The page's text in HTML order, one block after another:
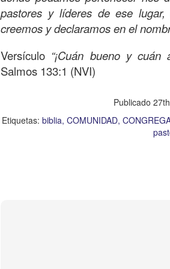
pastores y líderes de ese
creemos y declaramos en el
Versículo “¡Cuán bueno y
Salmos 133:1 (NVI)
Publicado
Etiquetas: biblia COMUNIDAD
intereses, que me he olvidado
perdón por mi insensibilidad ante
dar y servir sin esperar nada a
Ubicación:10303
Etiquetas: biblia CRISTO devocional
JESÚS